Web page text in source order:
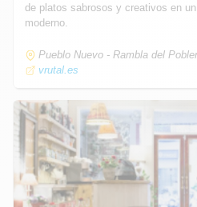
de platos sabrosos y creativos en
moderno.
Pueblo Nuevo - Rambla del
vrutal.es